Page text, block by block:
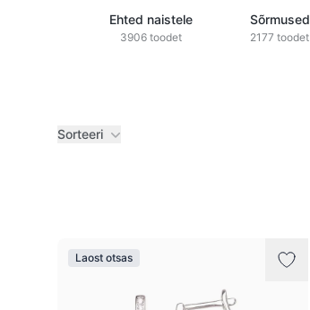
Ehted naistele
3906 toodet
Sõrmused
2177 toodet
Sorteeri
Laost otsas